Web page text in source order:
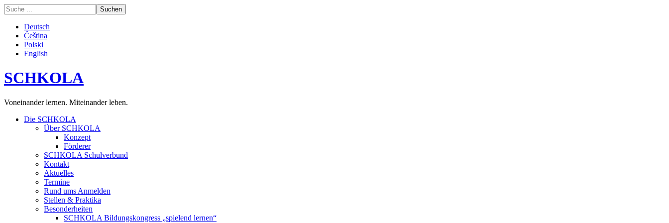
Deutsch
Čeština
Polski
English
SCHKOLA
Voneinander lernen. Miteinander leben.
Die SCHKOLA
Über SCHKOLA
Konzept
Förderer
SCHKOLA Schulverbund
Kontakt
Aktuelles
Termine
Rund ums Anmelden
Stellen & Praktika
Besonderheiten
SCHKOLA Bildungskongress „spielend lernen“